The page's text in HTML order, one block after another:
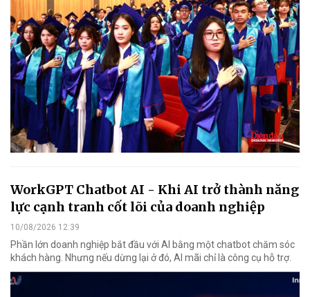
WorkGPT Chatbot AI - Khi AI trở thành năng
lực cạnh tranh cốt lõi của doanh nghiệp
10/08/2026 12:39
Phần lớn doanh nghiệp bắt đầu với AI bằng một chatbot chăm sóc
khách hàng. Nhưng nếu dừng lại ở đó, AI mãi chỉ là công cụ hỗ trợ.